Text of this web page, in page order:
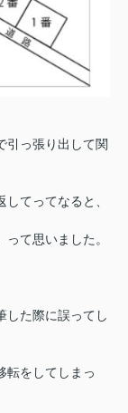
引っ張り出して関
てってなると、
て思いました。
した際に誤ってし
転をしてしまっ